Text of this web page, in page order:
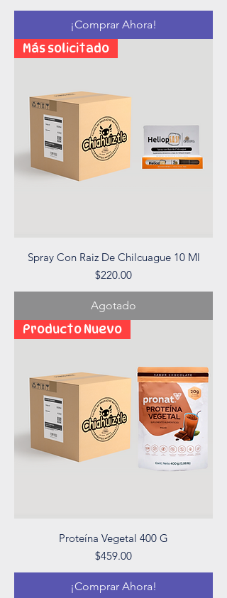
¡Comprar Ahora!
Más solicitado
Spray Con Raiz De Chilcuague 10 Ml
Precio
$220.00
Agotado
Producto Nuevo
Proteína Vegetal 400 G
Precio
$459.00
¡Comprar Ahora!